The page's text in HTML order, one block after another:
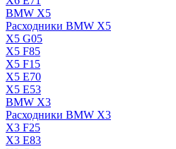
BMW X5
Расходники BMW X5
X5 G05
X5 F85
X5 F15
X5 E70
X5 E53
BMW X3
Расходники BMW X3
X3 F25
X3 E83